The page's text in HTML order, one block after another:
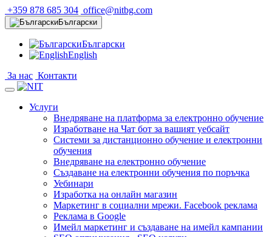
+359 878 685 304 office@nitbg.com
Български
Български
English
За нас Контакти
Услуги
Внедряване на платформа за електронно обучение
Изработване на Чат бот за вашият уебсайт
Системи за дистанционно обучение и електронни
обучения
Внедряване на електронно обучение
Създаване на електронни обучения по поръчка
Уебинари
Изработка на онлайн магазин
Маркетинг в социални мрежи. Facebook реклама
Реклама в Google
Имейл маркетинг и създаване на имейл кампании